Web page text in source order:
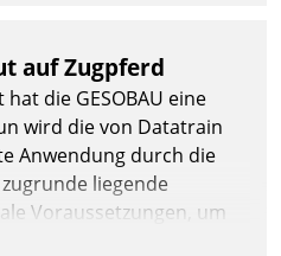
auf Zugpferd
die GESOBAU eine
wird die von Datatrain
Anwendung durch die
liegende
Voraussetzungen, um
erweitern und weitere